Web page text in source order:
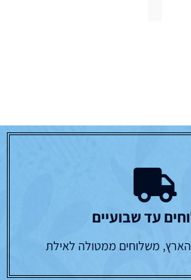
עד שבועיים
הארץ, משלוחים ממטולה לאילת